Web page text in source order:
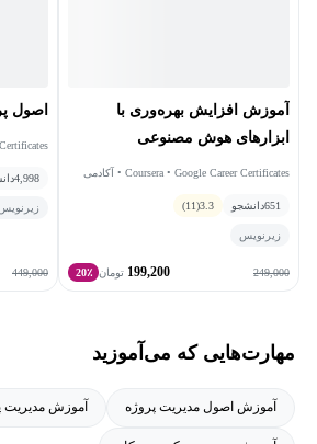
آموزش افزایش بهره‌وری با
ابزارهای هوش مصنوعی
Coursera • Google Career Certificates • آکادمی
651دانشجو 3.3
(11)
زیرنویس
249,000
199,200 تومان 20٪
اصول
4,998
زیرنویس
449,000
مهارت‌هایی که می‌آموزید
آموزش اصول مدیریت پروژه آموزش مدیریت